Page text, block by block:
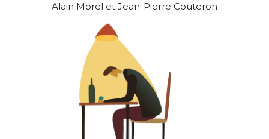
Alain Morel et Jean-Pierre Couteron